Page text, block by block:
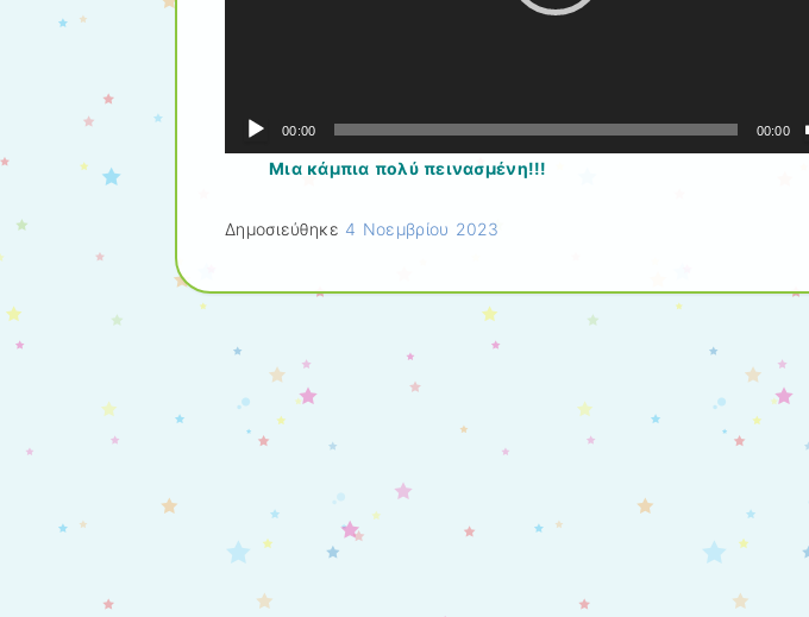
00:00 00:00
Μια κάμπια πολύ πεινασμένη!!!
Δημοσιεύθηκε 4 Νοεμβρίου 2023